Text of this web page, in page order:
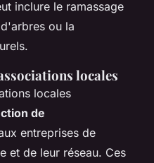
inclure le ramassage
ou la
locales
locales
de
entreprises de
et de leur réseau. Ces